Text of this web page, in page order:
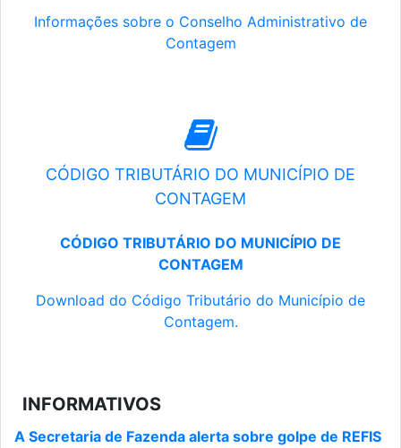
Informações sobre o Conselho Administrativo de
Contagem
CÓDIGO TRIBUTÁRIO DO MUNICÍPIO DE
CONTAGEM
CÓDIGO TRIBUTÁRIO DO MUNICÍPIO DE
CONTAGEM
Download do Código Tributário do Município de
Contagem.
INFORMATIVOS
A Secretaria de Fazenda alerta sobre golpe de REFIS